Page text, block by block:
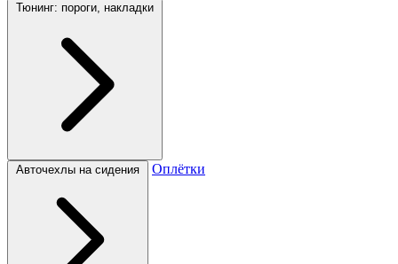
Тюнинг: пороги, накладки
Авточехлы на сидения Оплётки